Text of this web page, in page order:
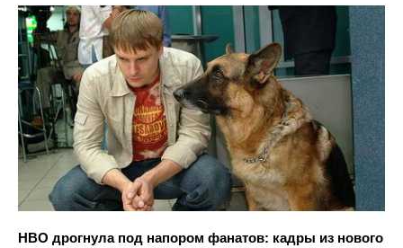
HBO дрогнула под напором фанатов: кадры из нового